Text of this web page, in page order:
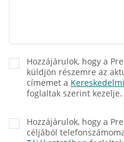
Hozzájárulok, hogy a
küldjön részemre az
címemet a
foglaltak szerint kezelje.
Hozzájárulok, hogy a
céljából